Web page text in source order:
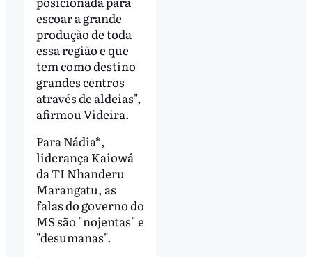
escoar a grande
produção de toda
essa região e que
tem como destino
grandes centros
através de aldeias",
afirmou Videira.
Para Nádia*,
liderança Kaiowá
da TI Nhanderu
Marangatu, as
falas do governo do
MS são "nojentas" e
"desumanas".